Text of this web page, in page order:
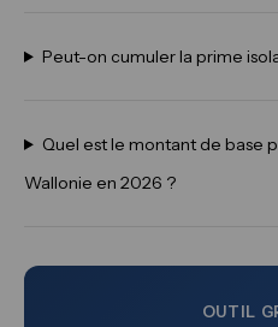
Peut-on cumuler la prime
Quel est le montant de base
Wallonie en 2026 ?
OUTIL